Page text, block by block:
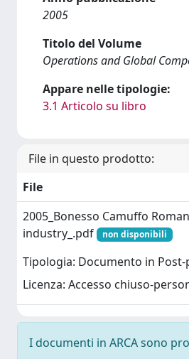
2005
Titolo del Volume
Operations and Global
Appare nelle tipologie:
3.1 Articolo su libro
File in questo prodotto:
File
2005_Bonesso Camuffo
industry_.pdf
non disponibili
Tipologia: Documento in
Licenza: Accesso chiuso-
I documenti in ARCA sono